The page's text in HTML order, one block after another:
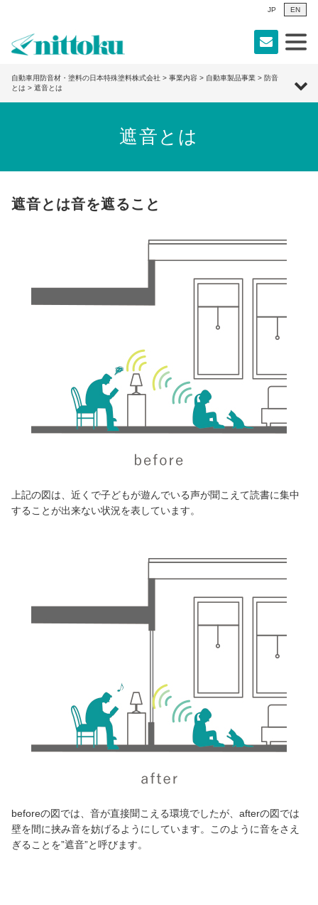
JP EN
自動車用防音材・塗料の日本特殊塗料株式会社 > 事業内容 > 自動車製品事業 > 防音
とは > 遮音とは
遮音とは
遮音とは音を遮ること
上記の図は、近くで子どもが遊んでいる声が聞こえて読書に集中
することが出来ない状況を表しています。
beforeの図では、音が直接聞こえる環境でしたが、afterの図では
壁を間に挟み音を妨げるようにしています。このように音をさえ
ぎることを”遮音”と呼びます。